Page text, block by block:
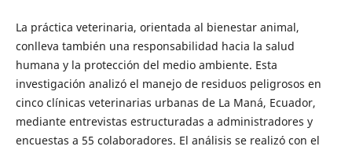
La práctica veterinaria, orientada al bienestar animal,
conlleva también una responsabilidad hacia la salud
humana y la protección del medio ambiente. Esta
investigación analizó el manejo de residuos peligrosos en
cinco clínicas veterinarias urbanas de La Maná, Ecuador,
mediante entrevistas estructuradas a administradores y
encuestas a 55 colaboradores. El análisis se realizó con el